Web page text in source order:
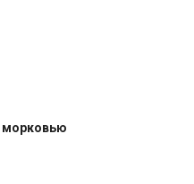
морковью